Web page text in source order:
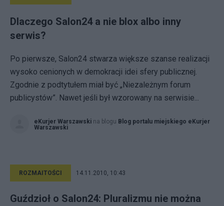
Dlaczego Salon24 a nie blox albo inny
serwis?
Po pierwsze, Salon24 stwarza większe szanse realizacji
wysoko cenionych w demokracji idei sfery publicznej.
Zgodnie z podtytułem miał być „Niezależnym forum
publicystów”. Nawet jeśli był wzorowany na serwisie...
eKurjer Warszawski na blogu Blog portalu miejskiego eKurjer
Warszawski
ROZMAITOŚCI 14.11.2010, 10:43
Guździoł o Salon24: Pluralizmu nie można